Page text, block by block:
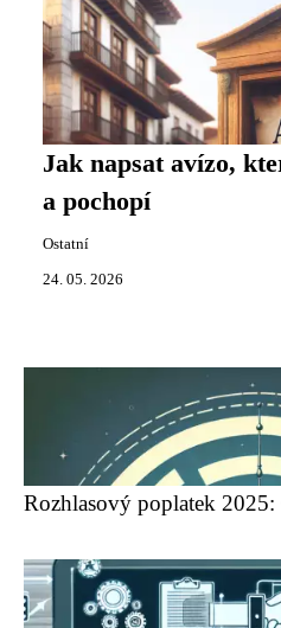
Jak napsat avízo,
a pochopí
Ostatní
24. 05. 2026
Rozhlasový poplatek 2025: